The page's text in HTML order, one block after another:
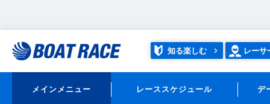
知る楽しむ レーサ
メインメニュー レーススケジュール デ